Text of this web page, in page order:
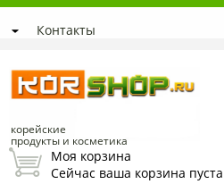
Контакты
корейские
продукты и косметика
Моя корзина
Сейчас ваша корзина пуста